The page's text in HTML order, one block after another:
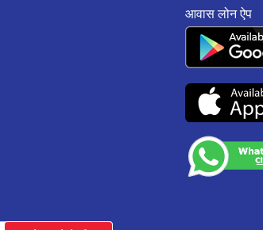
गदग मे बिज़नेस लोन
मैसूर मे बिज़नेस लोन
तुमकुर मे बिज़नेस लोन
जयनगर मे बिज़नेस लोन
चिकबलपुर मे बिज़नेस लोन
आवास लोन ऐप